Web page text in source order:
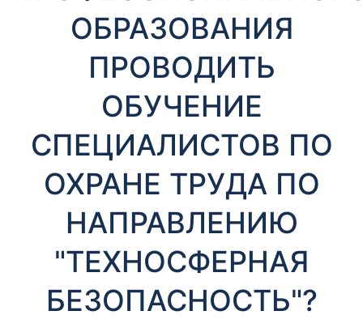
ОБРАЗОВАНИЯ
ПРОВОДИТЬ
ОБУЧЕНИЕ
СПЕЦИАЛИСТОВ ПО
ОХРАНЕ ТРУДА ПО
НАПРАВЛЕНИЮ
"ТЕХНОСФЕРНАЯ
БЕЗОПАСНОСТЬ"?
Необходимые
Эти файлы cookie
необязательны.
Они необходимы
функционирования